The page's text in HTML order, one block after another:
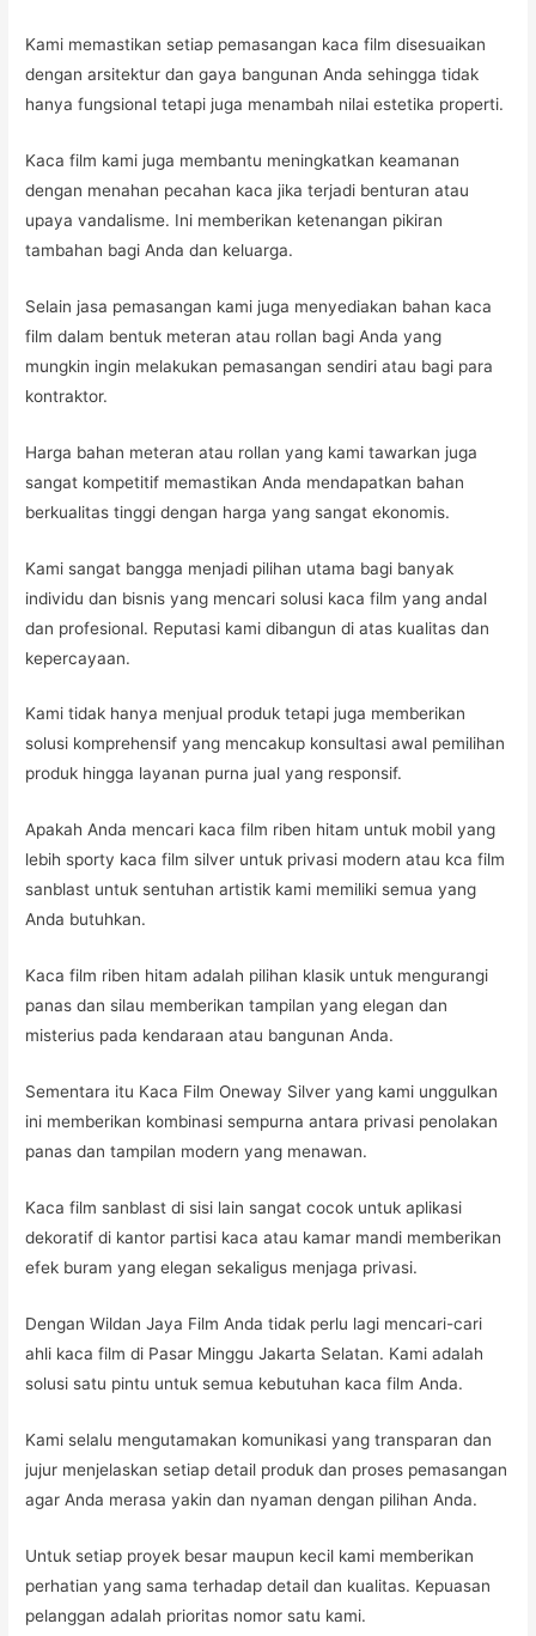
Kami memastikan setiap pemasangan kaca film disesuaikan
dengan arsitektur dan gaya bangunan Anda sehingga tidak
hanya fungsional tetapi juga menambah nilai estetika properti.
Kaca film kami juga membantu meningkatkan keamanan
dengan menahan pecahan kaca jika terjadi benturan atau
upaya vandalisme. Ini memberikan ketenangan pikiran
tambahan bagi Anda dan keluarga.
Selain jasa pemasangan kami juga menyediakan bahan kaca
film dalam bentuk meteran atau rollan bagi Anda yang
mungkin ingin melakukan pemasangan sendiri atau bagi para
kontraktor.
Harga bahan meteran atau rollan yang kami tawarkan juga
sangat kompetitif memastikan Anda mendapatkan bahan
berkualitas tinggi dengan harga yang sangat ekonomis.
Kami sangat bangga menjadi pilihan utama bagi banyak
individu dan bisnis yang mencari solusi kaca film yang andal
dan profesional. Reputasi kami dibangun di atas kualitas dan
kepercayaan.
Kami tidak hanya menjual produk tetapi juga memberikan
solusi komprehensif yang mencakup konsultasi awal pemilihan
produk hingga layanan purna jual yang responsif.
Apakah Anda mencari kaca film riben hitam untuk mobil yang
lebih sporty kaca film silver untuk privasi modern atau kca film
sanblast untuk sentuhan artistik kami memiliki semua yang
Anda butuhkan.
Kaca film riben hitam adalah pilihan klasik untuk mengurangi
panas dan silau memberikan tampilan yang elegan dan
misterius pada kendaraan atau bangunan Anda.
Sementara itu Kaca Film Oneway Silver yang kami unggulkan
ini memberikan kombinasi sempurna antara privasi penolakan
panas dan tampilan modern yang menawan.
Kaca film sanblast di sisi lain sangat cocok untuk aplikasi
dekoratif di kantor partisi kaca atau kamar mandi memberikan
efek buram yang elegan sekaligus menjaga privasi.
Dengan Wildan Jaya Film Anda tidak perlu lagi mencari-cari
ahli kaca film di Pasar Minggu Jakarta Selatan. Kami adalah
solusi satu pintu untuk semua kebutuhan kaca film Anda.
Kami selalu mengutamakan komunikasi yang transparan dan
jujur menjelaskan setiap detail produk dan proses pemasangan
agar Anda merasa yakin dan nyaman dengan pilihan Anda.
Untuk setiap proyek besar maupun kecil kami memberikan
perhatian yang sama terhadap detail dan kualitas. Kepuasan
pelanggan adalah prioritas nomor satu kami.